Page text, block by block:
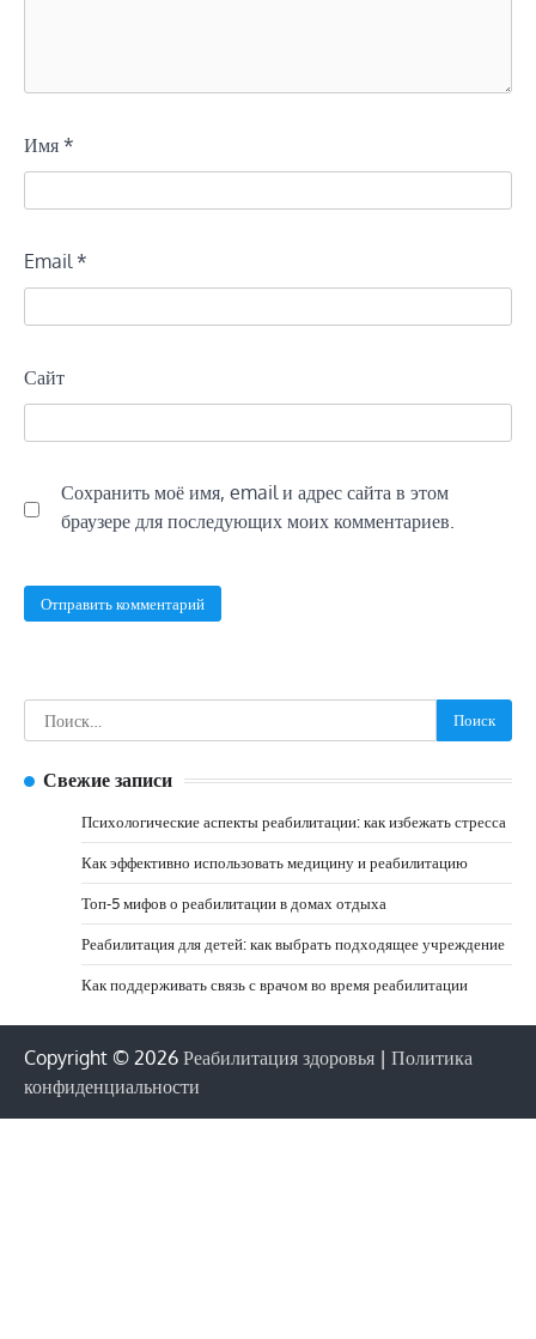
Имя *
Email*
Сайт
Сохранить моё имя, email и адрес сайта в этом
браузере для последующих моих комментариев.
Найти:
Свежие записи
Психологические аспекты реабилитации: как избежать стресса
Как эффективно использовать медицину и реабилитацию
Топ-5 мифов о реабилитации в домах отдыха
Реабилитация для детей: как выбрать подходящее учреждение
Как поддерживать связь с врачом во время реабилитации
Copyright © 2026 Реабилитация здоровья | Политика
конфиденциальности